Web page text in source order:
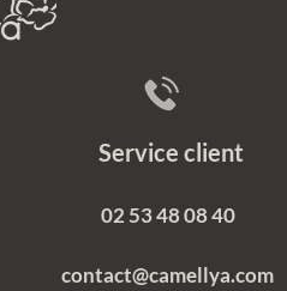
Service
02 53 48 08 40
contact@camellya.com